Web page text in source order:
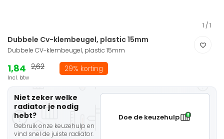
1 / 1
Dubbele Cv-klembeugel, plastic 15mm
Dubbele CV-klembeugel, plastic 15mm
1,84
Incl. btw
2,62 29% korting
Niet zeker welke
radiator je nodig
hebt?
Gebruik onze keuzehulp en
vind snel de juiste radiator.
Doe de keuzehulp